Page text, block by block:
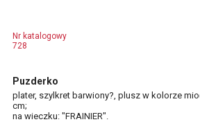
Nr katalogowy
728
Puzderko
plater, szylkret barwiony?, plusz w kolorze
cm;
na wieczku: "FRAINIER".